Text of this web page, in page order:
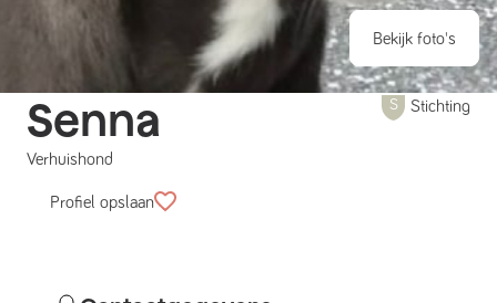
Bekijk foto's
Senna
Verhuishond
Stichting
Profiel opslaan